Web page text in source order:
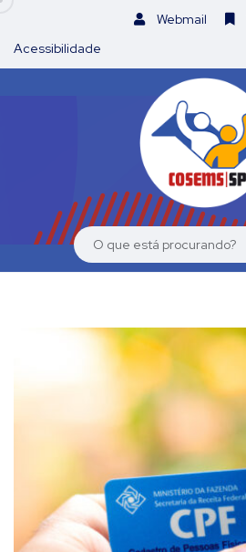
Webmail
Acessibilidade